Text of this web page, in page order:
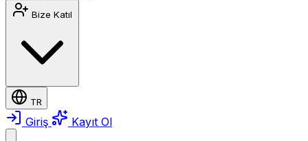
Bize Katıl
TR
Giriş Kayıt Ol